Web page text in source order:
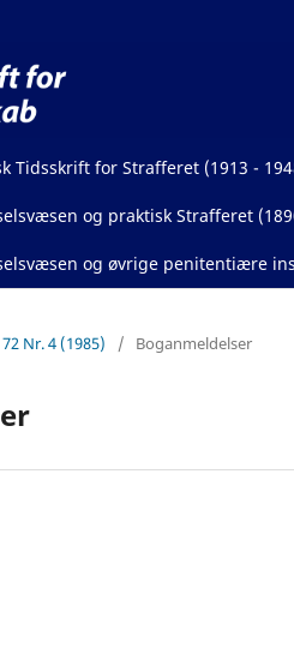
Tidsskrift for Strafferet (1913 -
og praktisk Strafferet
og øvrige penitentiære
Nr. 4 (1985) / Boganmeldelser